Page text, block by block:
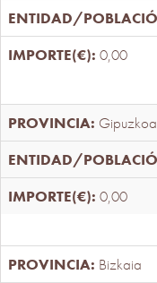
0,00
Gipuzkoa
0,00
Bizkaia